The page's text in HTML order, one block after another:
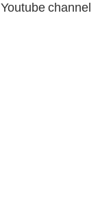
channel